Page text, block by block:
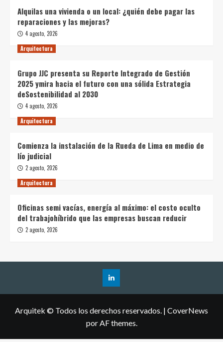
Alquilas una vivienda o un local: ¿quién debe pagar las
reparaciones y las mejoras?
4 agosto, 2026
Arquitectura
Grupo JJC presenta su Reporte Integrado de Gestión
2025 ymira hacia el futuro con una sólida Estrategia
deSostenibilidad al 2030
4 agosto, 2026
Arquitectura
Comienza la instalación de la Rueda de Lima en medio de
lío judicial
2 agosto, 2026
Arquitectura
Oficinas semi vacías, energía al máximo: el costo oculto
del trabajohíbrido que las empresas buscan reducir
2 agosto, 2026
Arquitek © Todos los derechos reservados. | CoverNews
por AF themes.